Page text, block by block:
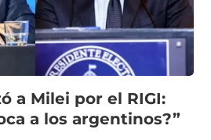
a Milei por el RIGI:
a los argentinos?”